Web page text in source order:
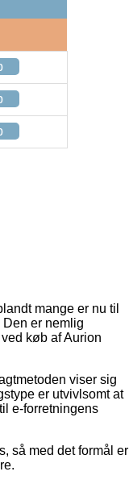
mange er nu til
er nemlig
køb af Aurion
viser sig
er utvivlsomt at
e-forretningens
så med det formål er